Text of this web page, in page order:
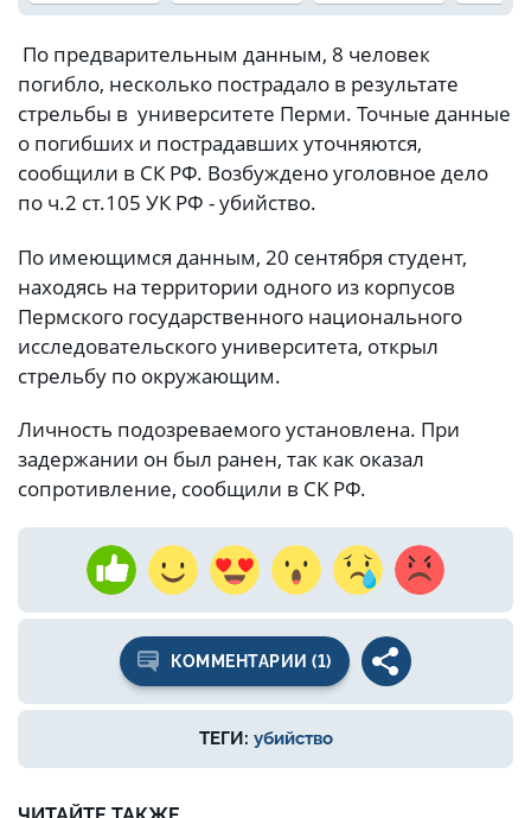
По предварительным данным, 8 человек
погибло, несколько пострадало в результате
стрельбы в университете Перми. Точные данные
о погибших и пострадавших уточняются,
сообщили в СК РФ. Возбуждено уголовное дело
по ч.2 ст.105 УК РФ - убийство.
По имеющимся данным, 20 сентября студент,
находясь на территории одного из корпусов
Пермского государственного национального
исследовательского университета, открыл
стрельбу по окружающим.
Личность подозреваемого установлена. При
задержании он был ранен, так как оказал
сопротивление, сообщили в СК РФ.
КОММЕНТАРИИ (1)
ТЕГИ: убийство